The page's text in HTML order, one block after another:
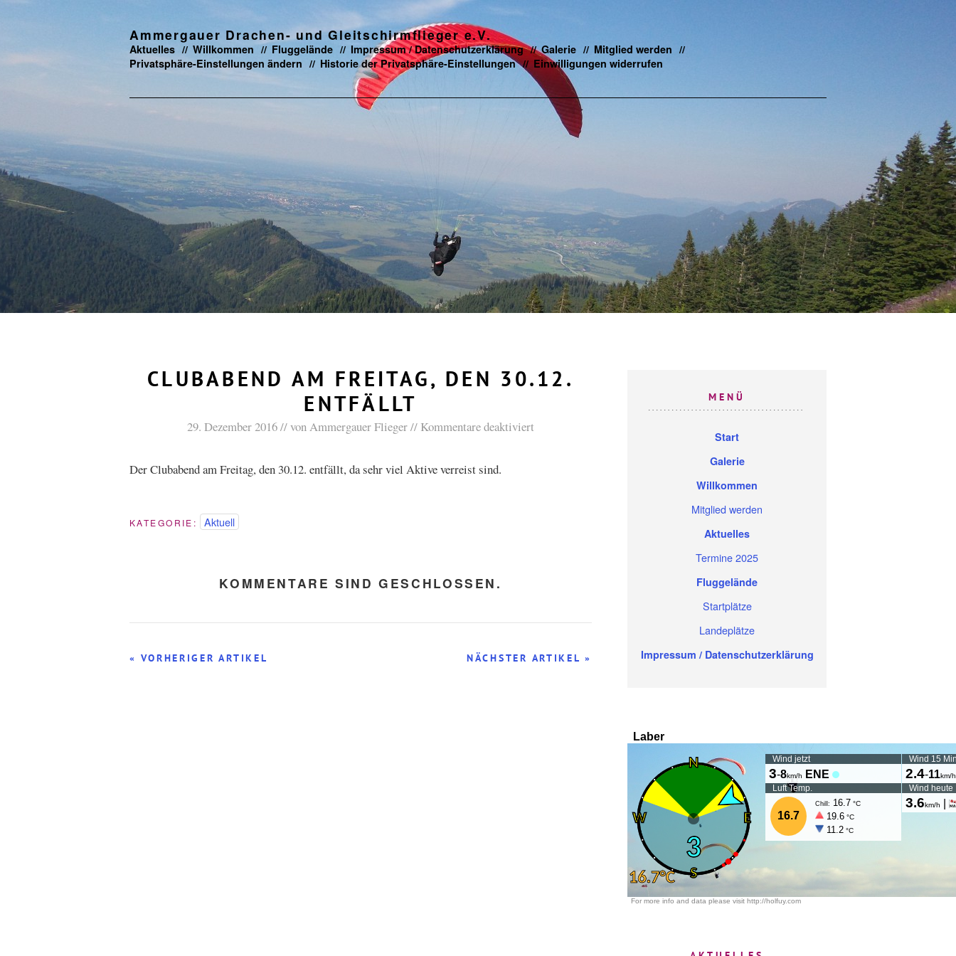
Ammergauer Drachen- und Gleitschirmflieger e.V.
Aktuelles Willkommen Fluggelände Impressum / Datenschutzerklärung Galerie
Mitglied werden
Privatsphäre-Einstellungen ändern
Historie der Privatsphäre-Einstellungen Einwilligungen widerrufen
CLUBABEND AM FREITAG, DEN 30.12.
ENTFÄLLT
29. Dezember 2016 vonAmmergauer Flieger Kommentare deaktiviert
Der Clubabend am Freitag, den 30.12. entfällt, da sehr viel Aktive verreist sind.
KATEGORIE: Aktuell
KOMMENTARE SIND GESCHLOSSEN.
NÄCHSTER ARTIKEL »
« VORHERIGER ARTIKEL
MENÜ
Start
Galerie
Willkommen
Mitglied werden
Aktuelles
Termine 2025
Fluggelände
Startplätze
Landeplätze
Impressum / Datenschutzerklärung